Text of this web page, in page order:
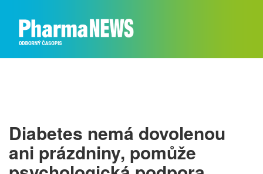
Diabetes nemá dovolenou
ani prázdniny, pomůže